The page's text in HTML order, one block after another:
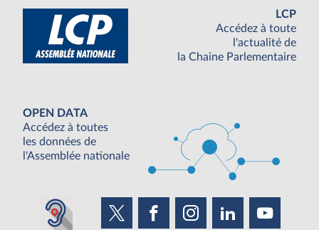
LCP
Accédez à toute
l'actualité de
la Chaine Parlementaire
OPEN DATA
Accédez à toutes
les données de
l'Assemblée nationale